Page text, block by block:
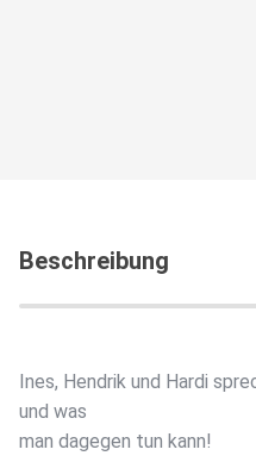
Beschreibung
Ines, Hendrik und Hardi
und was
man dagegen tun kann!